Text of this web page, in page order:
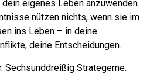
eigenes Leben anzuwenden.
nützen nichts, wenn sie im
ins Leben – in deine
deine Entscheidungen.
Sechsunddreißig Strategeme.